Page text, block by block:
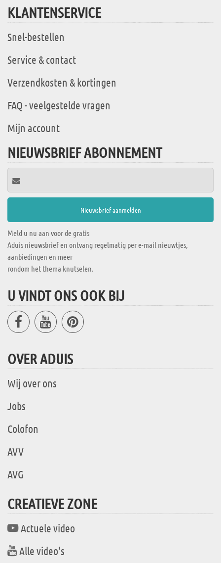
KLANTENSERVICE
Snel-bestellen
Service & contact
Verzendkosten & kortingen
FAQ - veelgestelde vragen
Mijn account
NIEUWSBRIEF ABONNEMENT
Meld u nu aan voor de gratis
Aduis nieuwsbrief en ontvang regelmatig per e-mail nieuwtjes,
aanbiedingen en meer
rondom het thema knutselen.
U VINDT ONS OOK BIJ
OVER ADUIS
Wij over ons
Jobs
Colofon
AVV
AVG
CREATIEVE ZONE
Actuele video
Alle video's